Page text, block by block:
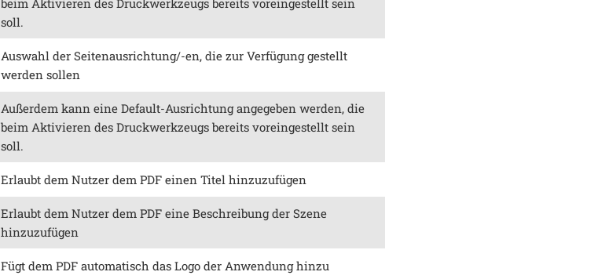
beim Aktivieren des Druckwerkzeugs bereits voreingestellt sein
soll.
Auswahl der Seitenausrichtung/-en, die zur Verfügung gestellt
werden sollen
Außerdem kann eine Default-Ausrichtung angegeben werden, die
beim Aktivieren des Druckwerkzeugs bereits voreingestellt sein
soll.
Erlaubt dem Nutzer dem PDF einen Titel hinzuzufügen
Erlaubt dem Nutzer dem PDF eine Beschreibung der Szene
hinzuzufügen
Fügt dem PDF automatisch das Logo der Anwendung hinzu